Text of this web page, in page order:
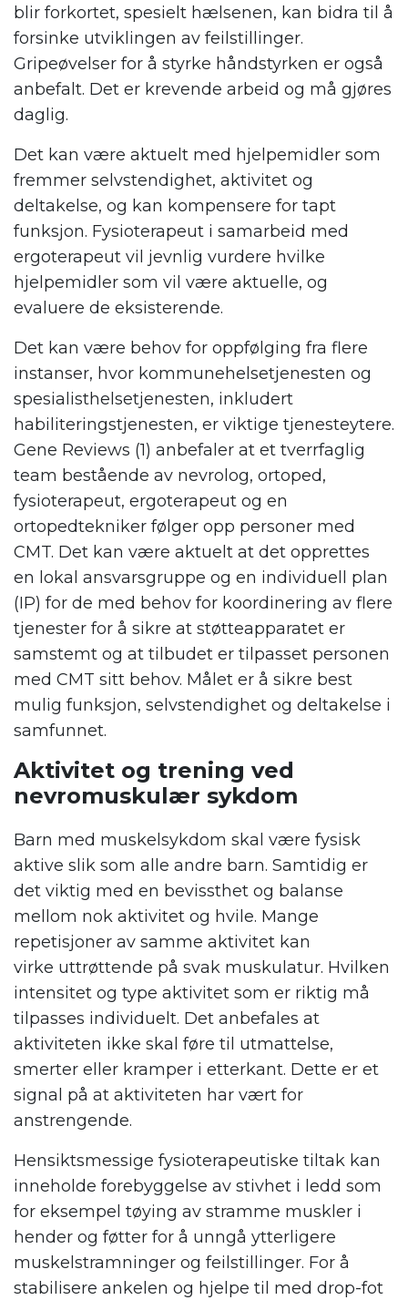
blir forkortet, spesielt hælsenen, kan bidra til å
forsinke utviklingen av feilstillinger.
Gripeøvelser for å styrke håndstyrken er også
anbefalt. Det er krevende arbeid og må gjøres
daglig.
Det kan være aktuelt med hjelpemidler som
fremmer selvstendighet, aktivitet og
deltakelse, og kan kompensere for tapt
funksjon. Fysioterapeut i samarbeid med
ergoterapeut vil jevnlig vurdere hvilke
hjelpemidler som vil være aktuelle, og
evaluere de eksisterende.
Det kan være behov for oppfølging fra flere
instanser, hvor kommunehelsetjenesten og
spesialisthelsetjenesten, inkludert
habiliteringstjenesten, er viktige tjenesteytere.
Gene Reviews (1) anbefaler at et tverrfaglig
team bestående av nevrolog, ortoped,
fysioterapeut, ergoterapeut og en
ortopedtekniker følger opp personer med
CMT. Det kan være aktuelt at det opprettes
en lokal ansvarsgruppe og en individuell plan
(IP) for de med behov for koordinering av flere
tjenester for å sikre at støtteapparatet er
samstemt og at tilbudet er tilpasset personen
med CMT sitt behov. Målet er å sikre best
mulig funksjon, selvstendighet og deltakelse i
samfunnet.
Aktivitet og trening ved
nevromuskulær sykdom
Barn med muskelsykdom skal være fysisk
aktive slik som alle andre barn. Samtidig er
det viktig med en bevissthet og balanse
mellom nok aktivitet og hvile. Mange
repetisjoner av samme aktivitet kan
virke uttrøttende på svak muskulatur. Hvilken
intensitet og type aktivitet som er riktig må
tilpasses individuelt. Det anbefales at
aktiviteten ikke skal føre til utmattelse,
smerter eller kramper i etterkant. Dette er et
signal på at aktiviteten har vært for
anstrengende.
Hensiktsmessige fysioterapeutiske tiltak kan
inneholde forebyggelse av stivhet i ledd som
for eksempel tøying av stramme muskler i
hender og føtter for å unngå ytterligere
muskelstramninger og feilstillinger. For å
stabilisere ankelen og hjelpe til med drop-fot